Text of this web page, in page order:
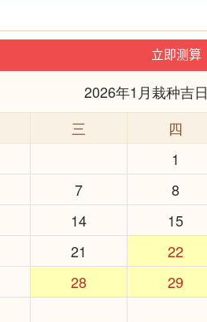
2026年1月栽种吉日
三 四
1
7 8
14 15
21 22
28 29